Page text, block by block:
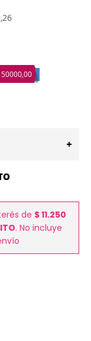
de $ 11.250
. No incluye